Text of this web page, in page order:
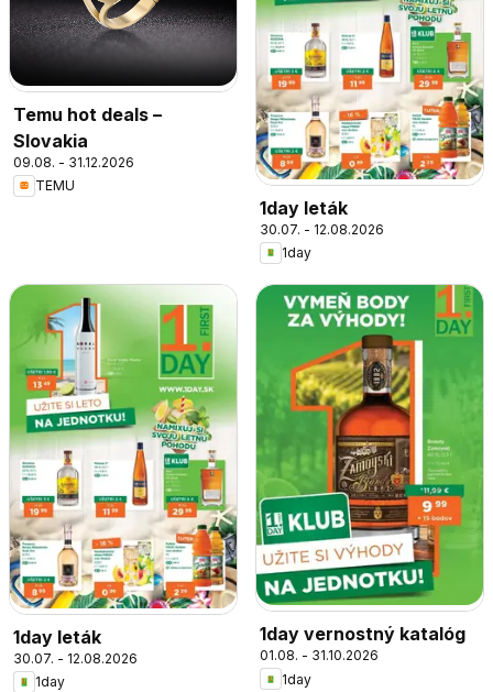
Temu hot deals –
Slovakia
09.08. - 31.12.2026
TEMU
1day leták
30.07. - 12.08.2026
1day
1day leták
30.07. - 12.08.2026
1day
1day vernostný katalóg
01.08. - 31.10.2026
1day